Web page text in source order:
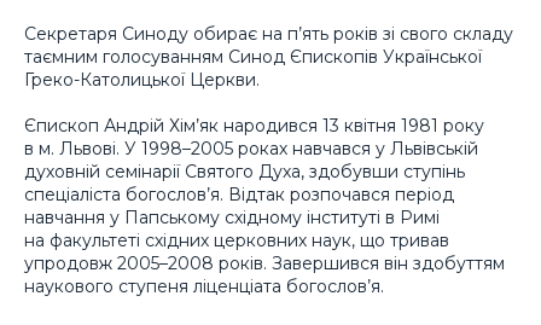
Секретаря Синоду обирає на п’ять років зі свого складу
таємним голосуванням Синод Єпископів Української
Греко-Католицької Церкви.
Єпископ Андрій Хім’як народився 13 квітня 1981 року
в м. Львові. У 1998–2005 роках навчався у Львівській
духовній семінарії Святого Духа, здобувши ступінь
спеціаліста богослов’я. Відтак розпочався період
навчання у Папському східному інституті в Римі
на факультеті східних церковних наук, що тривав
упродовж 2005–2008 років. Завершився він здобуттям
наукового ступеня ліценціата богослов’я.